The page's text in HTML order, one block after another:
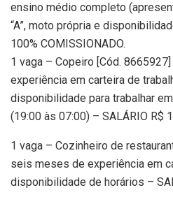
ensino médio completo
“A”, moto própria e
100% COMISSIONADO.
1 vaga – Copeiro [Cód.
experiência em carteira de
disponibilidade para trabalhar
(19:00 às 07:00) – SALÁRIO R$
1 vaga – Cozinheiro de
seis meses de experiência em
disponibilidade de horários –